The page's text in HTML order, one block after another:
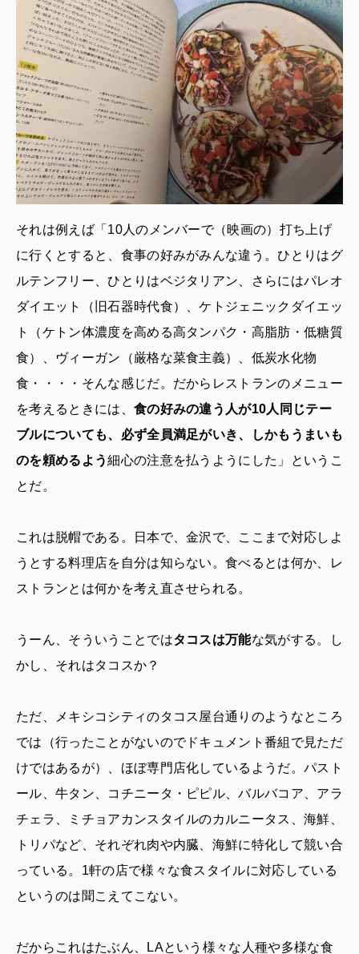
それは例えば「10人のメンバーで（映画の）打ち上げ
に行くとすると、食事の好みがみんな違う。ひとりはグ
ルテンフリー、ひとりはベジタリアン、さらにはパレオ
ダイエット（旧石器時代食）、ケトジェニックダイエッ
ト（ケトン体濃度を高める高タンパク・高脂肪・低糖質
食）、ヴィーガン（厳格な菜食主義）、低炭水化物
食・・・・そんな感じだ。だからレストランのメニュー
を考えるときには、 食の好みの違う人が10人同じテー
ブルについても、必ず全員満足がいき、しかもうまいも
のを頼めるよう細心の注意を払うようにした」というこ
とだ。
これは脱帽である。日本で、金沢で、ここまで対応しよ
うとする料理店を自分は知らない。食べるとは何か、レ
ストランとは何かを考え直させられる。
うーん、そういうことではタコスは万能な気がする。し
かし、それはタコスか？
ただ、メキシコシティのタコス屋台通りのようなところ
では（行ったことがないのでドキュメント番組で見ただ
けではあるが）、ほぼ専門店化しているようだ。パスト
ール、牛タン、コチニータ・ピピル、バルバコア、アラ
チェラ、ミチョアカンスタイルのカルニータス、海鮮、
トリパなど、それぞれ肉や内臓、海鮮に特化して競い合
っている。1軒の店で様々な食スタイルに対応している
というのは聞こえてこない。
だからこれはたぶん、LAという様々な人種や多様な食